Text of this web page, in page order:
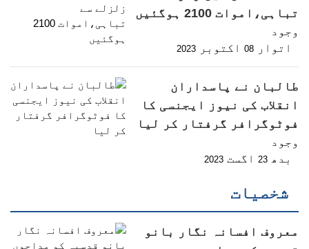
تباہی،اموات 2100 ہوگئیں
وجود
اتوار 08 اکتوبر 2023
طالبان نے پاسداران
انقلاب کی نیوز ایجنسی کا
فوٹوگرافر گرفتار کر لیا
وجود
بدھ 23 اگست 2023
شخصیات
معروف افسانہ نگار بانو